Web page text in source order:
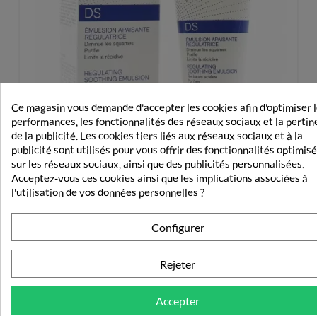
Uriage DS Emulsion Apaisante Régulatrice 40ml
13,09 €
Ce magasin vous demande d'accepter les cookies afin d'optimiser
performances, les fonctionnalités des réseaux sociaux et la
de la publicité. Les cookies tiers liés aux réseaux sociaux et à la
publicité sont utilisés pour vous offrir des fonctionnalités
sur les réseaux sociaux, ainsi que des publicités personnalisées.
Acceptez-vous ces cookies ainsi que les implications associées à
l'utilisation de vos données personnelles ?
Configurer
Rejeter
Accepter